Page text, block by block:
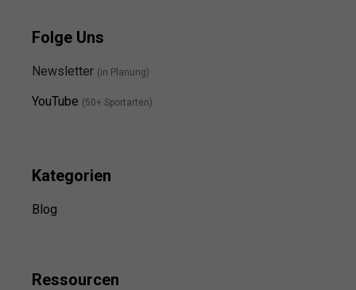
Folge Uns
Newsletter (in Planung)
YouTube (50+ Sportarten)
Kategorien
Blog
Ressourcen